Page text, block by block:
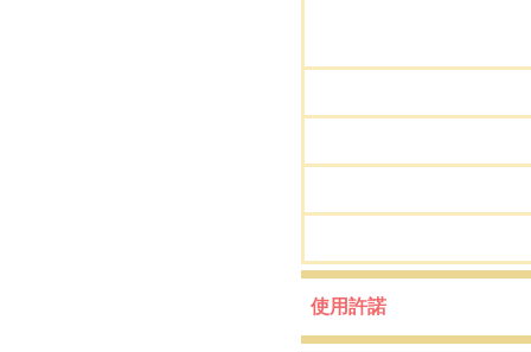
使用許諾